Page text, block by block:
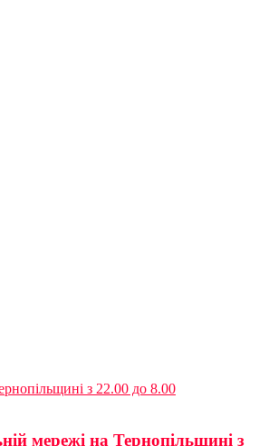
з 22.00 до 8.00
мережі на Тернопільщині з